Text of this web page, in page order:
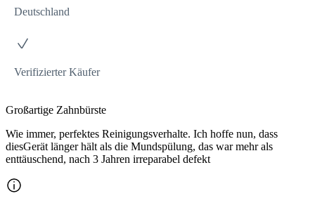
Deutschland
Verifizierter Käufer
Großartige Zahnbürste
Wie immer, perfektes Reinigungsverhalte. Ich hoffe nun, dass
diesGerät länger hält als die Mundspülung, das war mehr als
enttäuschend, nach 3 Jahren irreparabel defekt